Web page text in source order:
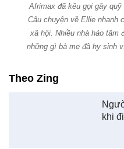
Afrimax đã kêu gọi gây
Câu chuyện về Ellie nhanh
xã hội. Nhiều nhà hảo tâm
những gì bà mẹ đã hy sinh
Theo Zing
khi